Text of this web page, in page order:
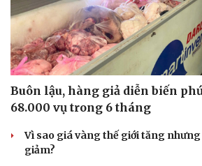
Buôn lậu, hàng giả diễn biến
68.000 vụ trong 6 tháng
Vì sao giá vàng thế giới tăng
giảm?